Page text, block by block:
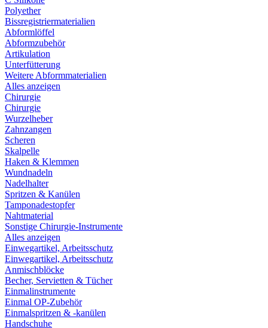
Polyether
Bissregistriermaterialien
Abformlöffel
Abformzubehör
Artikulation
Unterfütterung
Weitere Abformmaterialien
Alles anzeigen
Chirurgie
Chirurgie
Wurzelheber
Zahnzangen
Scheren
Skalpelle
Haken & Klemmen
Wundnadeln
Nadelhalter
Spritzen & Kanülen
Tamponadestopfer
Nahtmaterial
Sonstige Chirurgie-Instrumente
Alles anzeigen
Einwegartikel, Arbeitsschutz
Einwegartikel, Arbeitsschutz
Anmischblöcke
Becher, Servietten & Tücher
Einmalinstrumente
Einmal OP-Zubehör
Einmalspritzen & -kanülen
Handschuhe